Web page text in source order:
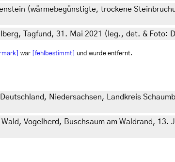
(wärmebegünstigte, trockene
Tagfund, 31. Mai 2021 (leg., det. & Foto:
war [fehlbestimmt] und wurde entfernt.
Niedersachsen, Landkreis
Vogelherd, Buschsaum am Waldrand,